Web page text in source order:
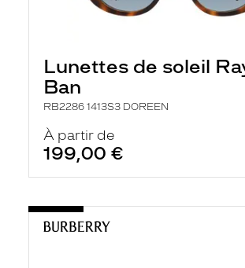
Lunettes de soleil
Ban
RB2286 1413S3 DOREEN
À partir de
199,00 €